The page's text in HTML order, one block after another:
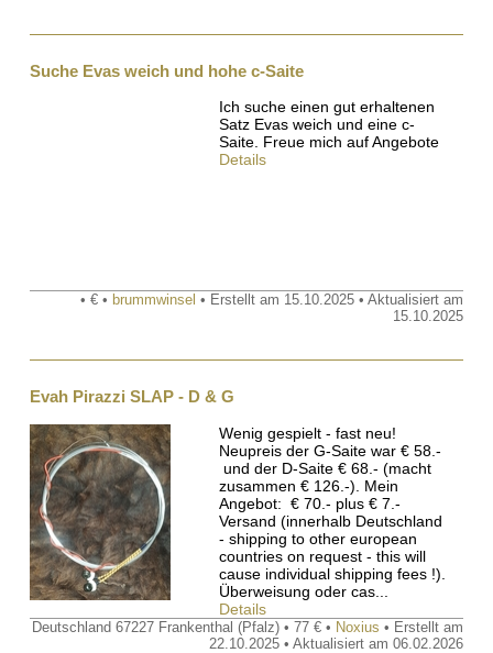
Suche Evas weich und hohe c-Saite
Ich suche einen gut erhaltenen
Satz Evas weich und eine c-
Saite. Freue mich auf Angebote
Details
• € • brummwinsel • Erstellt am 15.10.2025 • Aktualisiert am
15.10.2025
Evah Pirazzi SLAP - D & G
Wenig gespielt - fast neu!
Neupreis der G-Saite war € 58.-
und der D-Saite € 68.- (macht
zusammen € 126.-). Mein
Angebot: € 70.- plus € 7.-
Versand (innerhalb Deutschland
- shipping to other european
countries on request - this will
cause individual shipping fees !).
Überweisung oder cas...
Details
Deutschland 67227 Frankenthal (Pfalz) • 77 € • Noxius • Erstellt am
22.10.2025 • Aktualisiert am 06.02.2026